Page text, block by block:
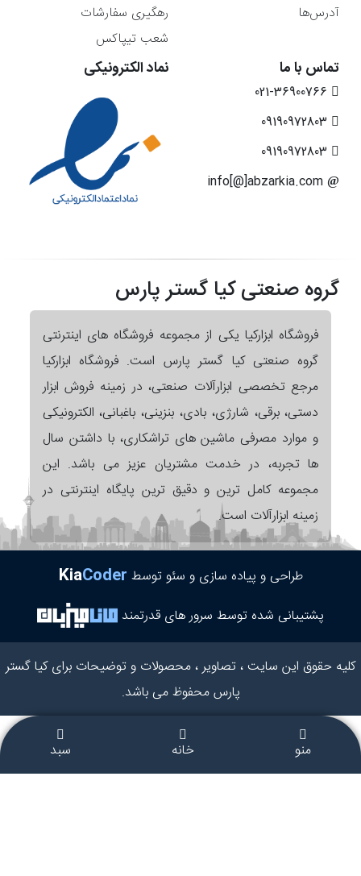
آدرس‌ها
رهگیری سفارشات
شعب تیپاکس
تماس با ما نماد الکترونیکی
گروه صنعتی کیا گستر پارس
فروشگاه ابزارکیا یکی از مجموعه فروشگاه های اینترنتی
گروه صنعتی کیا گستر پارس است. فروشگاه ابزارکیا
مرجع تخصصی ابزارآلات صنعتی، در زمینه فروش ابزار
دستی، برقی، شارژی، بادی، بنزینی، باغبانی، الکترونیکی
و موارد مصرفی ماشین های تراشکاری، با داشتن سال
ها تجربه، در خدمت مشتریان عزیز می باشد. این
مجموعه کامل ترین و دقیق ترین پایگاه اینترنتی در
زمینه ابزارآلات است.
طراحی و پیاده سازی و سئو توسط KiaCoder
پشتیبانی شده توسط سرور های قدرتمند
کلیه حقوق این سایت ، تصاویر ، محصولات و توضیحات برای کیا گستر
پارس محفوظ می باشد.
منو خانه سبد